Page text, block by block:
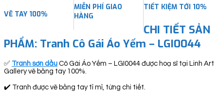
VẼ TAY 100%
MIỄN PHÍ GIAO
HÀNG
TIẾT KIỆM TỚI 10%
CHI TIẾT SẢN
PHẨM: Tranh Cô Gái Áo Yếm – LGI0044
✅ Tranh sơn dầu Cô Gái Áo Yếm – LGI0044 được hoạ sĩ tại Linh Art
Gallery vẽ bằng tay 100%.
✔️ Tranh được vẽ bằng tay tỉ mỉ, từng chi tiết.